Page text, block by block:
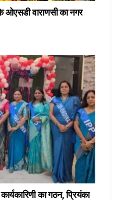
ओएसडी वाराणसी का नगर
का गठन, प्रियंका